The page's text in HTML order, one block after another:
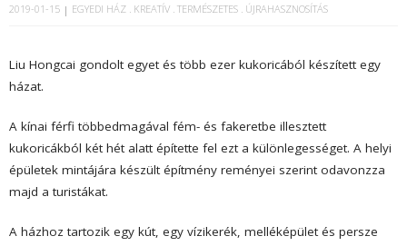
2019-01-15 EGYEDI HÁZ KREATÍV TERMÉSZETES ÚJRAHASZNOSÍTÁS
Liu Hongcai gondolt egyet és több ezer kukoricából készített egy
házat.
A kínai férfi többedmagával fém- és fakeretbe illesztett
kukoricákból két hét alatt építette fel ezt a különlegességet. A helyi
épületek mintájára készült építmény reményei szerint odavonzza
majd a turistákat.
A házhoz tartozik egy kút, egy vízikerék, melléképület és persze